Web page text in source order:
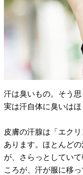
汗は臭いもの。そう
実は汗自体に臭いはほ
皮膚の汗腺は「エク
あります。ほとんど
が、さらっとしてい
ころが、汗が服に移